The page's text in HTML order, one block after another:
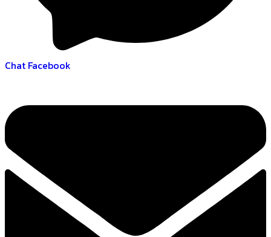
Chat Facebook